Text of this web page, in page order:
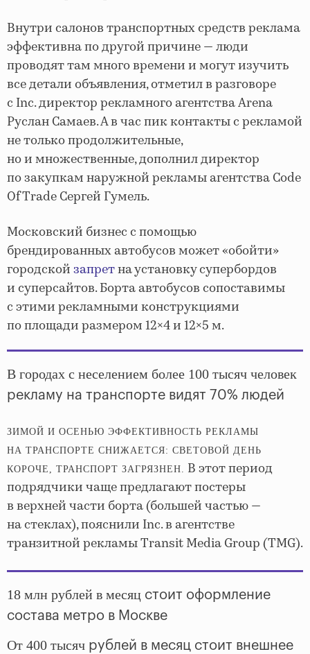
Внутри салонов транспортных средств реклама
эффективна по другой причине — люди
проводят там много времени и могут изучить
все детали объявления, отметил в разговоре
с Inc. директор рекламного агентства Arena
Руслан Самаев. А в час пик контакты с рекламой
не только продолжительные,
но и множественные, дополнил директор
по закупкам наружной рекламы агентства Code
Of Trade Сергей Гумель.
Московский бизнес с помощью
брендированных автобусов может «обойти»
городскойзапретна установку супербордов
и суперсайтов. Борта автобусов сопоставимы
с этими рекламными конструкциями
по площади размером 12×4 и 12×5 м.
В городах с неселением более 100 тысяч человек
рекламу на транспорте видят 70% людей
ЗИМОЙ И ОСЕНЬЮ ЭФФЕКТИВНОСТЬ РЕКЛАМЫ
НА ТРАНСПОРТЕ СНИЖАЕТСЯ: СВЕТОВОЙ ДЕНЬ
КОРОЧЕ, ТРАНСПОРТ ЗАГРЯЗНЕН. В этот период
подрядчики чаще предлагают постеры
в верхней части борта (большей частью —
на стеклах), пояснили Inc. в агентстве
транзитной рекламы Transit Media Group (TMG).
18 млн рублей в месяц стоит оформление
состава метро в Москве
От 400 тысяч рублей в месяц стоит внешнее